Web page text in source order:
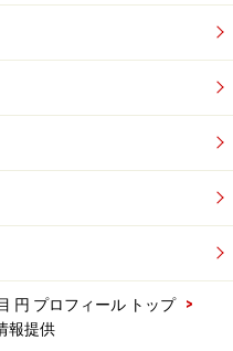
円 プロフィール トップ
>
報提供